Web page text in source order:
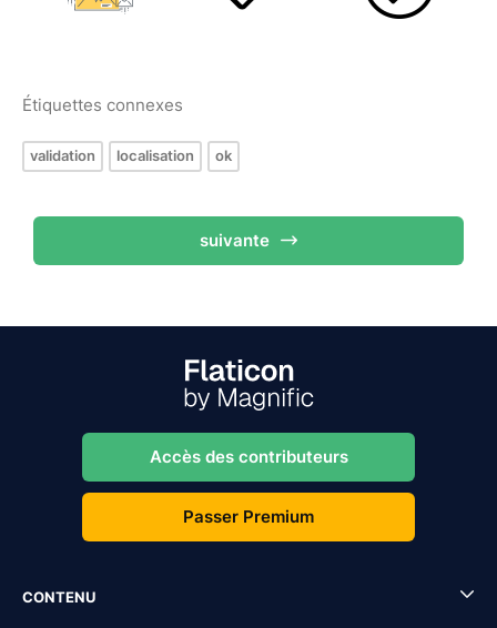
Étiquettes connexes
validation localisation ok
suivante
Accès des contributeurs
Passer Premium
CONTENU